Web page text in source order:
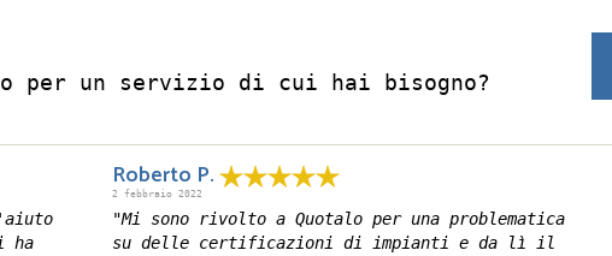
per un servizio di cui hai bisogno?
ha
Roberto P.
2 febbraio 2022
"Mi sono rivolto a Quotalo per una problematica
su delle certificazioni di impianti e da lì il